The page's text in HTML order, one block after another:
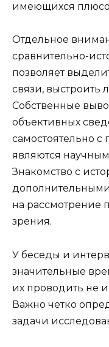
имеющихся
Отдельное
сравнительно-
позволяет
связи, выстроить
Собственные
объективных
самостоятельно
являются
Знакомство с
дополнительными
на рассмотрение
зрения.
У беседы и
значительные
их проводить не
Важно четко
задачи